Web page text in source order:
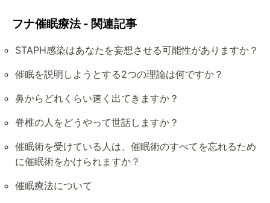
フナ催眠療法 - 関連記事
STAPH感染はあなたを妄想させる可能性がありますか？
催眠を説明しようとする2つの理論は何ですか？
鼻からどれくらい速く出てきますか？
脊椎の人をどうやって世話しますか？
催眠術を受けている人は、催眠術のすべてを忘れるため
に催眠術をかけられますか？
催眠療法について